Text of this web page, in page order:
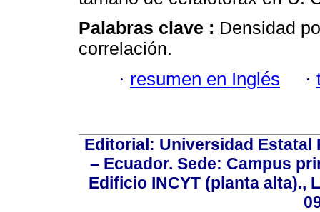
Palabras clave : Densidad
correlación.
· resumen en Inglés ·
Editorial: Universidad Estatal
– Ecuador. Sede: Campus
Edificio INCYT (planta alta).,